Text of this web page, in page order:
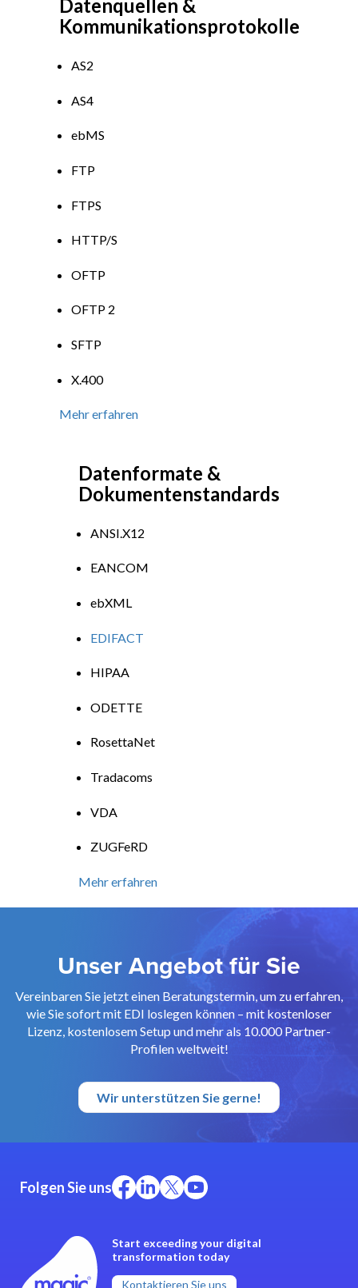
Datenformate &
Dokumentenstandards
ANSI.X12
EANCOM
ebXML
EDIFACT
HIPAA
ODETTE
RosettaNet
Tradacoms
VDA
ZUGFeRD
Mehr erfahren
Datenquellen &
Kommunikationsprotokolle
AS2
AS4
ebMS
FTP
FTPS
HTTP/S
OFTP
OFTP 2
SFTP
X.400
Mehr erfahren
Unser Angebot für Sie
Vereinbaren Sie jetzt einen Beratungstermin, um zu erfahren,
wie Sie sofort mit EDI loslegen können – mit kostenloser
Lizenz, kostenlosem Setup und mehr als 10.000 Partner-
Profilen weltweit!
Wir unterstützen Sie gerne!
Start exceeding your digital
transformation today
Kontaktieren Sie uns
Folgen Sie uns